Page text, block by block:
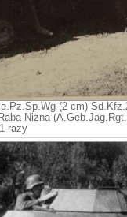
(2 cm)
Niżna
razy